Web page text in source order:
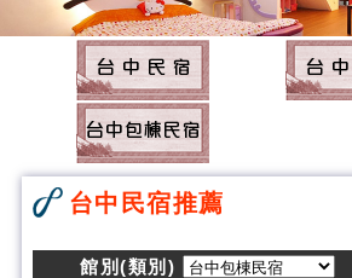
台中民宿推薦
館別(類別)